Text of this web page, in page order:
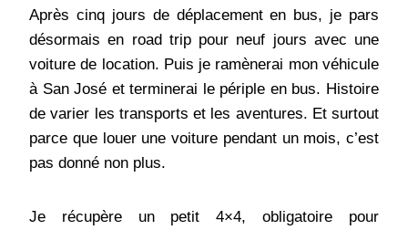
Après cinq jours de déplacement en bus, je pars
désormais en road trip pour neuf jours avec une
voiture de location. Puis je ramènerai mon véhicule
à San José et terminerai le périple en bus. Histoire
de varier les transports et les aventures. Et surtout
parce que louer une voiture pendant un mois, c’est
pas donné non plus.
Je récupère un petit 4×4, obligatoire pour